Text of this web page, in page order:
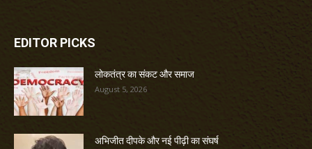
EDITOR PICKS
लोकतंत्र का संकट और समाज
August 5, 2026
अभिजीत दीपके और नई पीढ़ी का संघर्ष